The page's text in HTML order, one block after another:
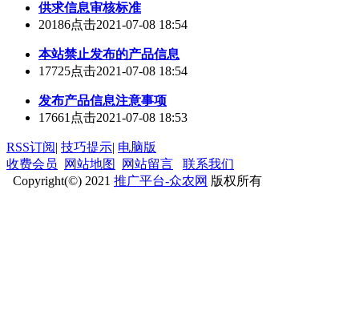
供求信息审核标准
20186点击2021-07-08 18:54
本站禁止发布的产品信息
17725点击2021-07-08 18:54
发布产品信息注意事项
17661点击2021-07-08 18:53
RSS订阅| 技巧提示| 电脑版
收费会员
网站地图 网站留言
联系我们
Copyright(©) 2021 推广平台-众农网 版权所有